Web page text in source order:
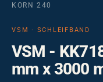
KORN 240
VSM · SCHLEIFBAND
VSM -
mm x 3000